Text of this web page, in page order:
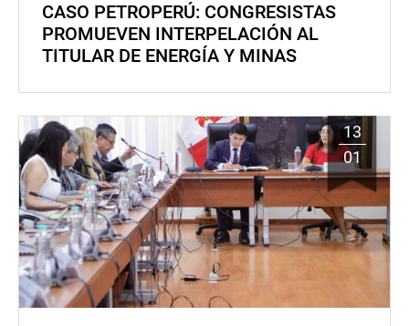
CASO PETROPERÚ: CONGRESISTAS
PROMUEVEN INTERPELACIÓN AL
TITULAR DE ENERGÍA Y MINAS
13
01